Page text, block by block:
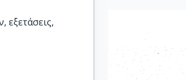
εξετάσεις,